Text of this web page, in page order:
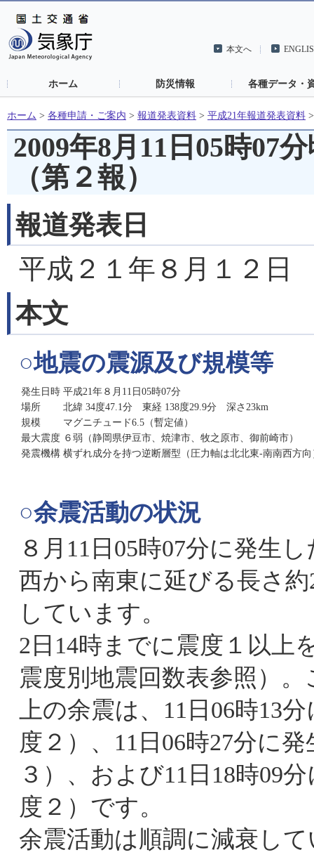
本文へ
ホーム 防災情報 各種データ・
ホーム > 各種申請・ご案内 > 報道発表資料 > 平成21年報道発表資料
2009年8月11日05時07
（第２報）
報道発表日
平成２１年８月１２日
本文
○地震の震源及び規模等
発生日時 平成21年８月11日05時07分
場所
北緯 34度47.1分 東経 138度29.9分 深さ23km
規模
マグニチュード6.5（暫定値）
最大震度 ６弱（静岡県伊豆市、焼津市、牧之原市、御前崎市）
発震機構 横ずれ成分を持つ逆断層型（圧力軸は北北東-南南西方向
○余震活動の状況
８月11日05時07分に発生
西から南東に延びる長さ約
しています。
2日14時までに震度１以上
震度別地震回数表参照）
上の余震は、11日06時13
度２）、11日06時27分に
３）、および11日18時09
度２）です。
余震活動は順調に減衰し